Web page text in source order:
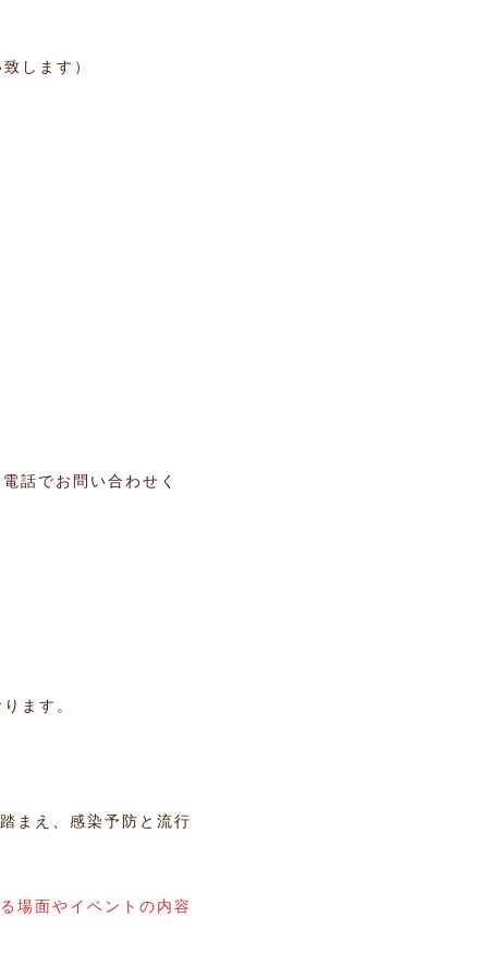
します）
話でお問い合わせく
ます。
まえ、感染予防と流行
場面やイベントの内容